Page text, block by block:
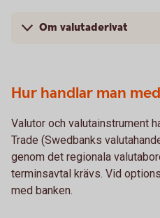
Om valutaderivat
Hur handlar man
Valutor och valutainstrument
Trade (Swedbanks
genom det regionala
terminsavtal krävs. Vid
med banken.